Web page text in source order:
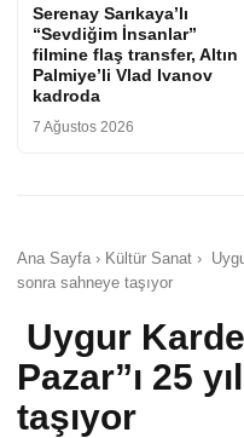
Serenay Sarıkaya’lı
“Sevdiğim İnsanlar”
filmine flaş transfer, Altın
Palmiye’li Vlad Ivanov
kadroda
7 Ağustos 2026
Ana Sayfa › Kültür Sanat ›
sonra sahneye taşıyor
Uygur
Pazar”ı 25
taşıyor